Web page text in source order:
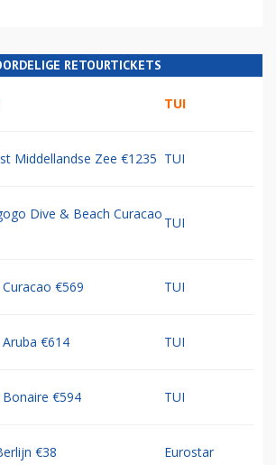
RETOURTICKETS
TUI
Middellandse Zee €1235 TUI
Dive & Beach Curacao
TUI
€569 TUI
€614 TUI
€594 TUI
€38 Eurostar